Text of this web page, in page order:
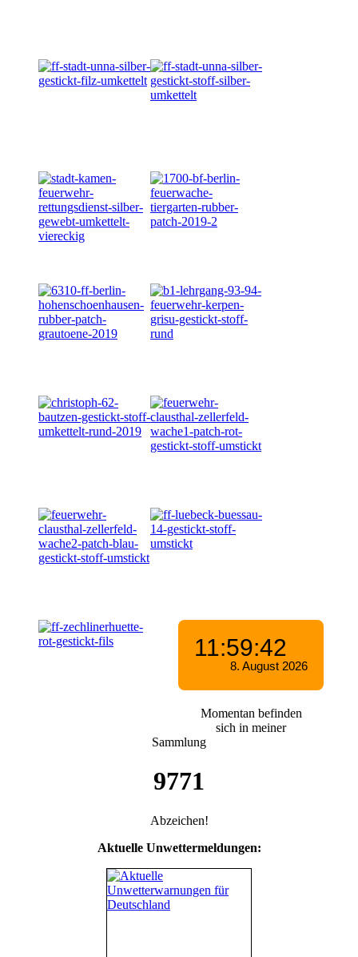
Momentan befinden
sich in meiner
Sammlung
9771
Abzeichen!
Aktuelle Unwettermeldungen: